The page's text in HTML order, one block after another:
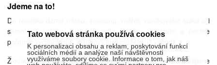
Jdeme na to!
Do rendlíků dáme mléko, smetanu, vnitřek vanilkového lusku a i
samotný vanilkový lusk. Přiveďte k varu, odstavte a nechte
pořádně vychládnout. Vanilkový lusk můžete už vyhodit.
Žloutky a cukr utřeme do pěny a obě směsi smícháme a přelijeme
Tato webová stránka používá cookies
K personalizaci obsahu a reklam, poskytování funkcí
sociálních médií a analýze naší návštěvnosti
využíváme soubory cookie. Informace o tom, jak náš